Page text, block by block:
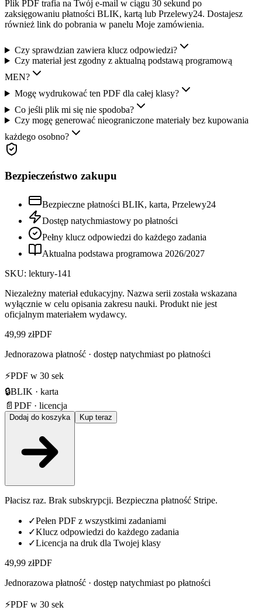
Plik PDF trafia na Twój e-mail w ciągu 30 sekund po
zaksięgowaniu płatności BLIK, kartą lub Przelewy24. Dostajesz
również link do pobrania w panelu Moje zamówienia.
Czy sprawdzian zawiera klucz odpowiedzi?
Czy materiał jest zgodny z aktualną podstawą programową
MEN?
Mogę wydrukować ten PDF dla całej klasy?
Co jeśli plik mi się nie spodoba?
Czy mogę generować nieograniczone materiały bez kupowania
każdego osobno?
Bezpieczeństwo zakupu
Bezpieczne płatności BLIK, karta, Przelewy24
Dostęp natychmiastowy po płatności
Pełny klucz odpowiedzi do każdego zadania
Aktualna podstawa programowa 2026/2027
SKU: lektury-141
Niezależny materiał edukacyjny. Nazwa serii została wskazana
wyłącznie w celu opisania zakresu nauki. Produkt nie jest
oficjalnym materiałem wydawcy.
49,99 złPDF
Jednorazowa płatność · dostęp natychmiast po płatności
⚡PDF w 30 sek
🔒BLIK · karta
📄 PDF · licencja
Dodaj do koszyka Kup teraz
Płacisz raz. Brak subskrypcji. Bezpieczna płatność Stripe.
✓Pełen PDF z wszystkimi zadaniami
✓Klucz odpowiedzi do każdego zadania
✓Licencja na druk dla Twojej klasy
49,99 złPDF
Jednorazowa płatność · dostęp natychmiast po płatności
⚡PDF w 30 sek